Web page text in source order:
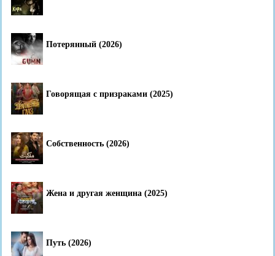
Потерянный (2026)
Говорящая с призраками (2025)
Собственность (2026)
Жена и другая женщина (2025)
Путь (2026)